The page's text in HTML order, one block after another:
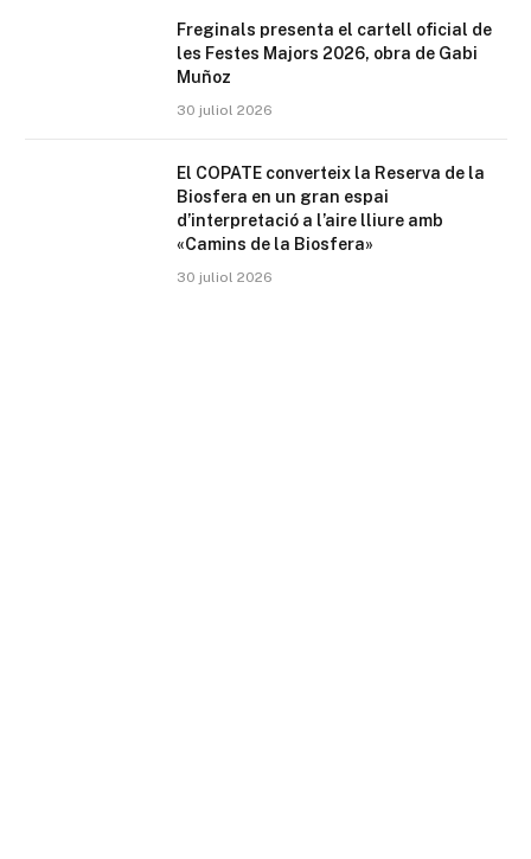
Freginals presenta el cartell oficial de
les Festes Majors 2026, obra de Gabi
Muñoz
30 juliol 2026
El COPATE converteix la Reserva de la
Biosfera en un gran espai
d’interpretació a l’aire lliure amb
«Camins de la Biosfera»
30 juliol 2026